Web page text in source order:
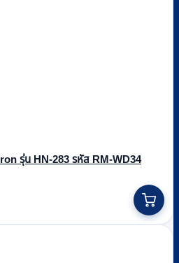
รุ่น HN-283 รหัส RM-WD34